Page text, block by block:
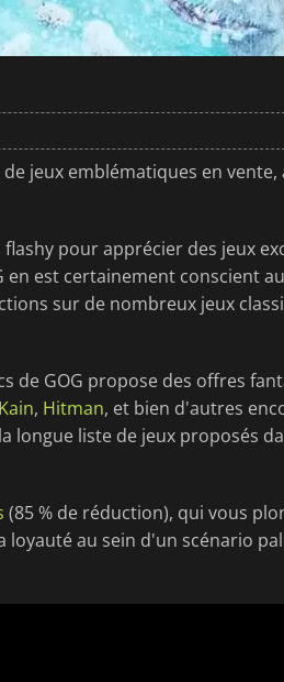
jeux emblématiques en vente,
pour apprécier des jeux
est certainement conscient
sur de nombreux jeux
de GOG propose des offres
, Hitman, et bien d'autres
longue liste de jeux proposés
(85 % de réduction), qui vous
au sein d'un scénario